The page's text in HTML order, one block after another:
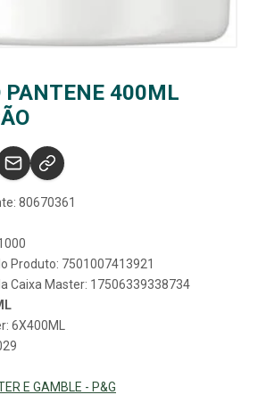
PANTENE 400ML
80670361
Produto: 7501007413921
Caixa Master: 17506339338734
6X400ML
E GAMBLE - P&G